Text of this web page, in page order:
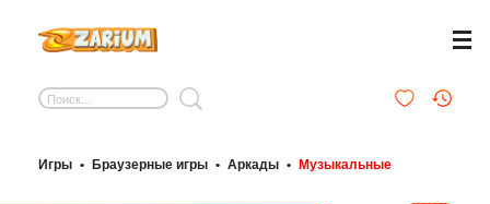
Игры • Браузерные игры • Аркады • Музыкальные